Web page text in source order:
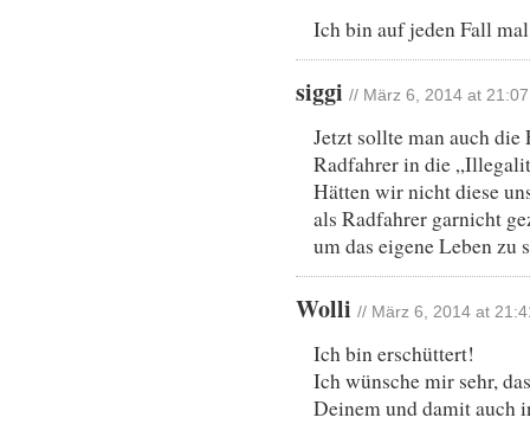
Ich bin auf jeden Fall
siggi // März 6, 2014 at 21:07
Jetzt sollte man auch die
Radfahrer in die
Hätten wir nicht diese
als Radfahrer garnicht
um das eigene Leben zu
Wolli // März 6, 2014 at
Ich bin erschüttert!
Ich wünsche mir sehr,
Deinem und damit auch